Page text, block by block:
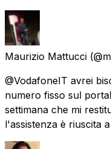
Maurizio Mattucci
@VodafoneIT avrei
numero fisso sul
settimana che mi
l'assistenza è riuscita